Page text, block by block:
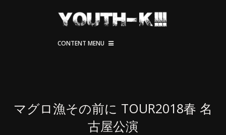
CONTENT MENU
マグロ漁その前に TOUR2018春 名
古屋公演